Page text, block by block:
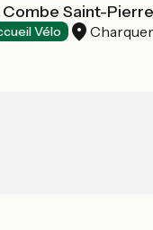
Combe Saint-
Vélo